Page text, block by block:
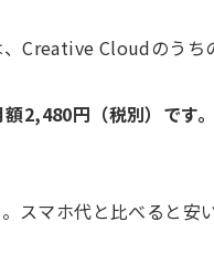
Creative Cloudのうち
額2,480円 （税別）です。
スマホ代と比べると安